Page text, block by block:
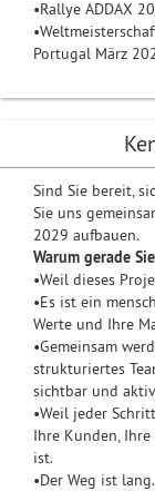
•Rallye ADDAX
Portugal März
Sind Sie bereit,
Sie uns
2029 aufbauen.
Warum gerade
•Weil dieses
•Es ist ein
Werte und Ihre
•Gemeinsam
strukturiertes
sichtbar und
•Weil jeder
Ihre Kunden,
ist.
•Der Weg ist